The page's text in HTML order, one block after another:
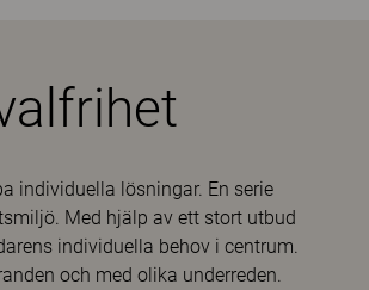
individuella lösningar. En serie
Med hjälp av ett stort utbud
individuella behov i centrum.
och med olika underreden.